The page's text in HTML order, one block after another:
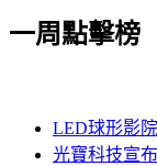
一周點擊榜
LED球形影
光寶科技宣